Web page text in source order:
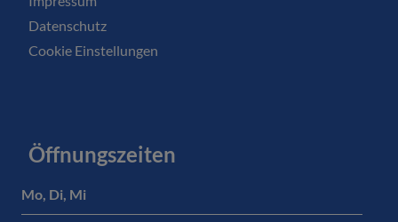
Datenschutz
Cookie Einstellungen
Öffnungszeiten
Mo, Di, Mi